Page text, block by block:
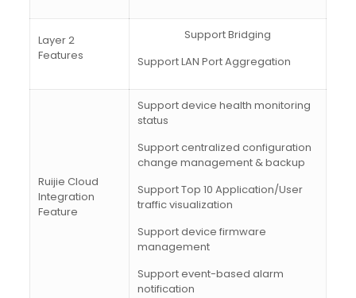
Layer 2
Features
Support Bridging
Support LAN Port Aggregation
Ruijie Cloud
Integration
Feature
Support device health monitoring
status
Support centralized configuration
change management & backup
Support Top 10 Application/User
traffic visualization
Support device firmware
management
Support event-based alarm
notification